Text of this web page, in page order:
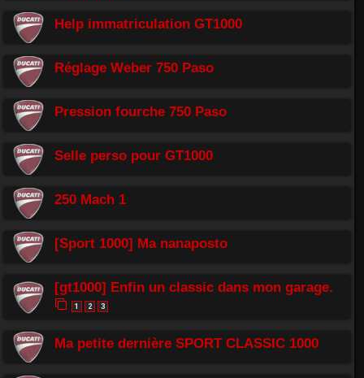
Help immatriculation GT1000
Réglage Weber 750 Paso
Pression fourche 750 Paso
Selle perso pour GT1000
250 Mach 1
[Sport 1000] Ma nanaposto
[gt1000] Enfin un classic dans mon garage.
1 2 3
Ma petite dernière SPORT CLASSIC 1000